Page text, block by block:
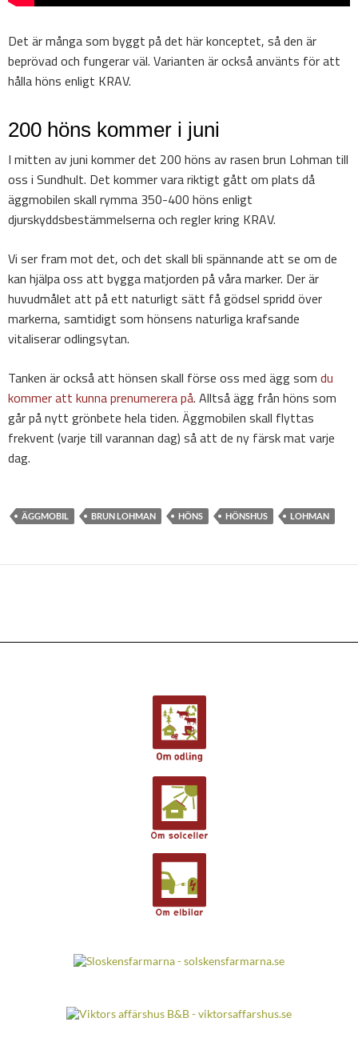
Det är många som byggt på det här konceptet, så den är
beprövad och fungerar väl. Varianten är också använts för att
hålla höns enligt KRAV.
200 höns kommer i juni
I mitten av juni kommer det 200 höns av rasen brun Lohman till
oss i Sundhult. Det kommer vara riktigt gått om plats då
äggmobilen skall rymma 350-400 höns enligt
djurskyddsbestämmelserna och regler kring KRAV.
Vi ser fram mot det, och det skall bli spännande att se om de
kan hjälpa oss att bygga matjorden på våra marker. Der är
huvudmålet att på ett naturligt sätt få gödsel spridd över
markerna, samtidigt som hönsens naturliga krafsande
vitaliserar odlingsytan.
Tanken är också att hönsen skall förse oss med ägg som du
kommer att kunna prenumerera på. Alltså ägg från höns som
går på nytt grönbete hela tiden. Äggmobilen skall flyttas
frekvent (varje till varannan dag) så att de ny färsk mat varje
dag.
ÄGGMOBIL BRUN LOHMAN HÖNS HÖNSHUS LOHMAN